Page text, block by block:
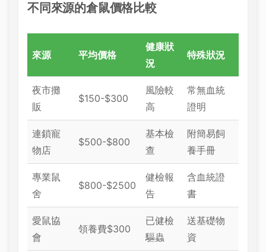
不同來源的倉鼠價格比較
來源 平均價格
健康狀
況
特殊狀況
夜市攤
販
$150-$300
風險較
高
常無血統
證明
連鎖寵
物店
$500-$800
基本檢
查
附簡易飼
養手冊
專業鼠
舍
$800-$2500
健檢報
告
含血統證
書
愛鼠協
會
領養費$300
已健檢
驅蟲
送基礎物
資